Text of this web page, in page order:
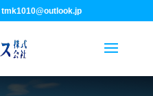
tmk1010@outlook.jp